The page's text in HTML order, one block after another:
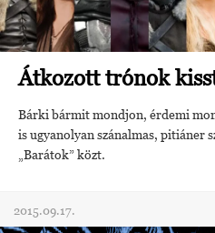
Átkozott trónok
Bárki bármit mondjon, érdemi
is ugyanolyan szánalmas, pitiáner
„Barátok” közt.
2015.09.17.